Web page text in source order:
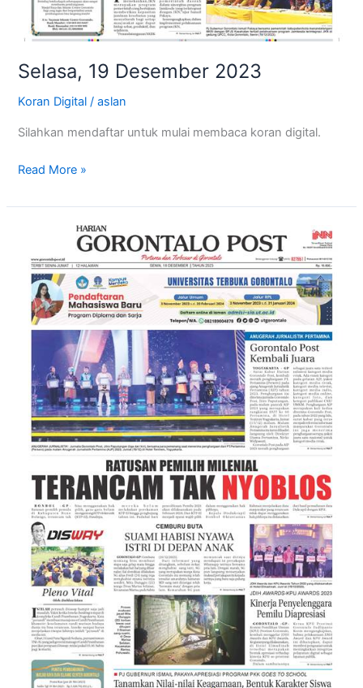
Selasa, 19 Desember 2023
Koran Digital /aslan
Silahkan mendaftar untuk mulai membaca koran digital.
Read More »
Desember
2023